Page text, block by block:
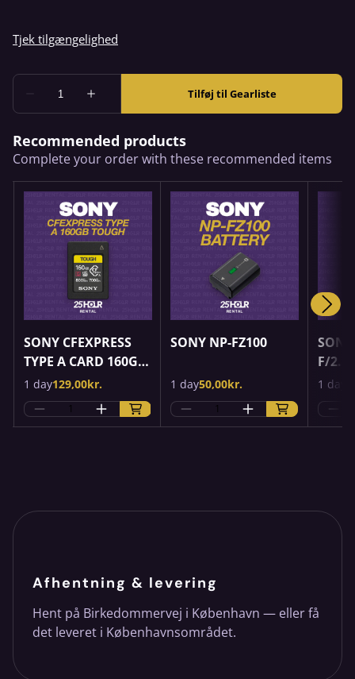
Afhentning & levering
Hent på Birkedommervej i København — eller få
det leveret i Københavnsområdet.